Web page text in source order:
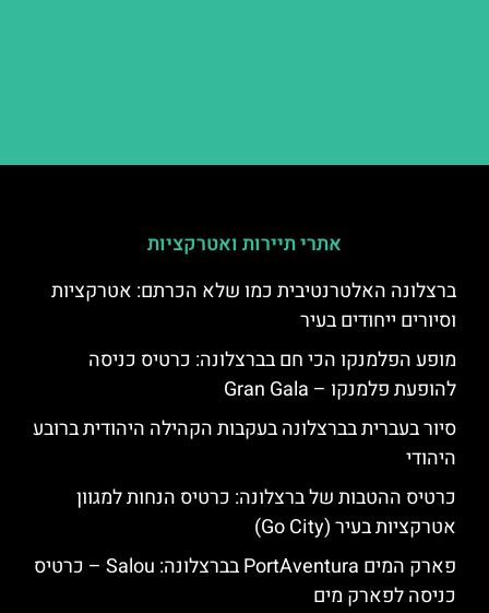
אתרי תיירות ואטרקציות
ברצלונה האלטרנטיבית כמו שלא הכרתם: אטרקציות
וסיורים ייחודים בעיר
מופע הפלמנקו הכי חם בברצלונה: כרטיס כניסה
להופעת פלמנקו – Gran Gala
סיור בעברית בברצלונה בעקבות הקהילה היהודית ברובע
היהודי
כרטיס ההטבות של ברצלונה: כרטיס הנחות למגוון
אטרקציות בעיר (Go City)
פארק המים PortAventura בברצלונה: Salou – כרטיס
כניסה לפארק מים